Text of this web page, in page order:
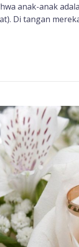
anak-anak
Di tangan